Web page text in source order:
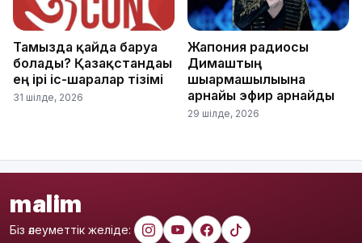
Тамызда қайда баруға
болады? Қазақстандағы
ең ірі іс-шаралар тізімі
31 шілде, 2026
Жапония радиосы
Димаштың
шығармашылығына
арнайы эфир арнайды
29 шілде, 2026
malim
Біз әлеуметтік желіде: